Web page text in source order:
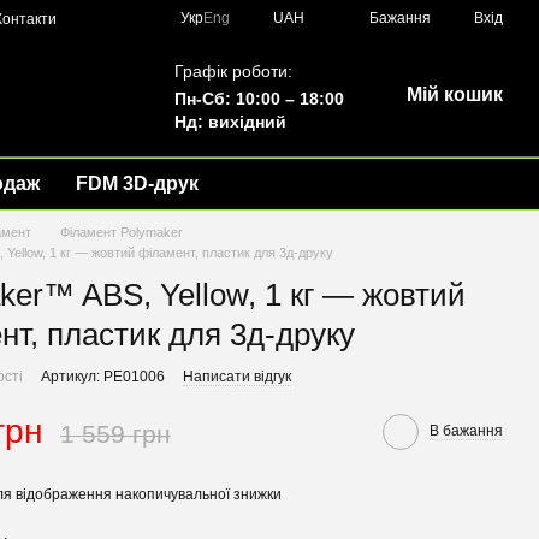
УкрEng UAH Бажання Вхід
Графік роботи:
Пн-Сб: 10:00 – 18:00
Нд: вихідний
Мій кошик
FDM 3D-друк
Філамент Polymaker
1 кг — жовтий філамент, пластик для 3д-друку
ABS, Yellow, 1 кг — жовтий
пластик для 3д-друку
Артикул: PE01006 Написати відгук
1 559 грн В бажання
відображення накопичувальної знижки